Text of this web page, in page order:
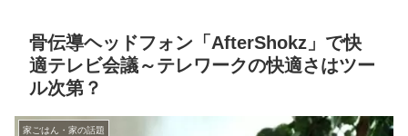
骨伝導ヘッドフォン「AfterShokz」で快
適テレビ会議～テレワークの快適さはツー
ル次第？
家ごはん・家の話題